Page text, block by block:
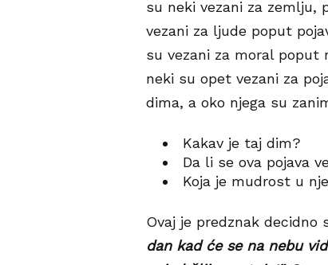
su neki vezani za zemlju,
vezani za ljude poput
su vezani za moral
neki su opet vezani za
dima, a oko njega su
Kakav je taj dim?
Da li se ova pojava
Koja je mudrost u
Ovaj je predznak decidno
dan kad će se na nebu